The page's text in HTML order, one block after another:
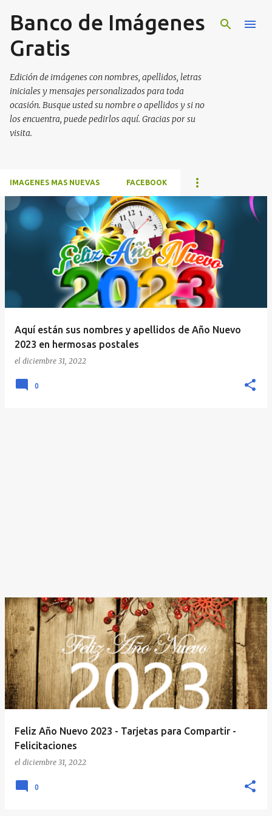
Ir al contenido principal
Banco de Imágenes
Gratis
Edición de imágenes con nombres, apellidos, letras
iniciales y mensajes personalizados para toda
ocasión. Busque usted su nombre o apellidos y si no
los encuentra, puede pedirlos aquí. Gracias por su
visita.
IMAGENES MAS NUEVAS FACEBOOK
E
n
Aquí están sus nombres y apellidos de Año Nuevo
2023 en hermosas postales
el diciembre 31, 2022
0
Feliz Año Nuevo 2023 - Tarjetas para Compartir -
Felicitaciones
el diciembre 31, 2022
0